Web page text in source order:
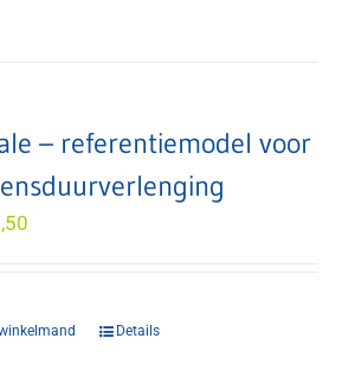
– referentiemodel voor
Details